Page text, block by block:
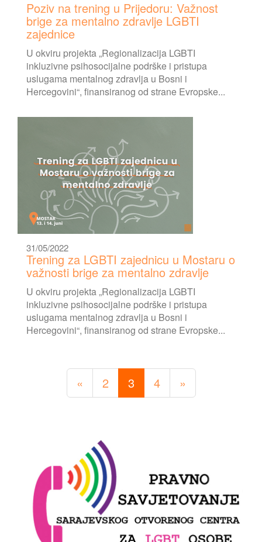
Poziv na trening u Prijedoru: Važnost
brige za mentalno zdravlje LGBTI
zajednice
U okviru projekta „Regionalizacija LGBTI
inkluzivne psihosocijalne podrške i pristupa
uslugama mentalnog zdravlja u Bosni i
Hercegovini“, finansiranog od strane Evropske...
31/05/2022
Trening za LGBTI zajednicu u Mostaru o
važnosti brige za mentalno zdravlje
U okviru projekta „Regionalizacija LGBTI
inkluzivne psihosocijalne podrške i pristupa
uslugama mentalnog zdravlja u Bosni i
Hercegovini“, finansiranog od strane Evropske...
« 2 3 4 »